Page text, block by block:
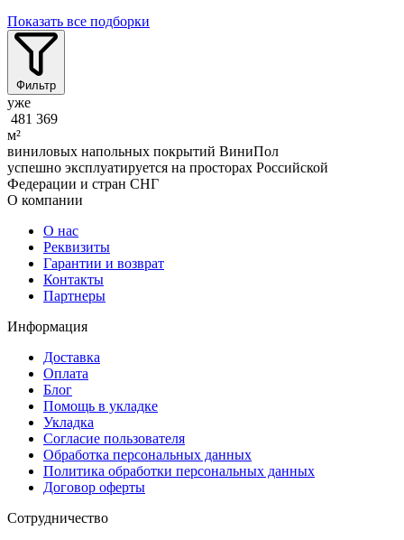
Показать все подборки
Фильтр
уже
481 369
м²
виниловых напольных покрытий ВиниПол
успешно эксплуатируется на просторах Российской
Федерации и стран СНГ
О компании
О нас
Реквизиты
Гарантии и возврат
Контакты
Партнеры
Информация
Доставка
Оплата
Блог
Помощь в укладке
Укладка
Согласие пользователя
Обработка персональных данных
Политика обработки персональных данных
Договор оферты
Сотрудничество